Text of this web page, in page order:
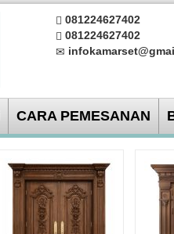
081224627402
081224627402
CARA PEMESANAN